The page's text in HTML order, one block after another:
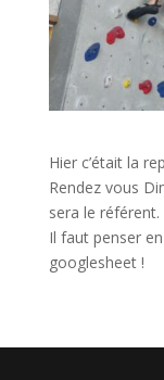
Hier c’était la
Rendez vous
sera le référent.
Il faut penser
googlesheet !